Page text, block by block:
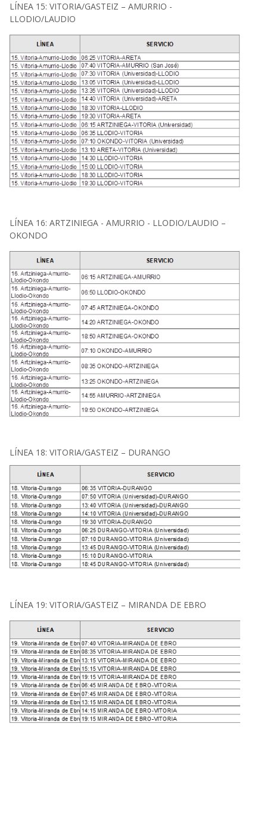
LÍNEA 15: VITORIA/GASTEIZ – AMURRIO -
LLODIO/LAUDIO
LÍNEA 16: ARTZINIEGA - AMURRIO - LLODIO/LAUDIO –
OKONDO
LÍNEA 18: VITORIA/GASTEIZ – DURANGO
LÍNEA 19: VITORIA/GASTEIZ – MIRANDA DE EBRO